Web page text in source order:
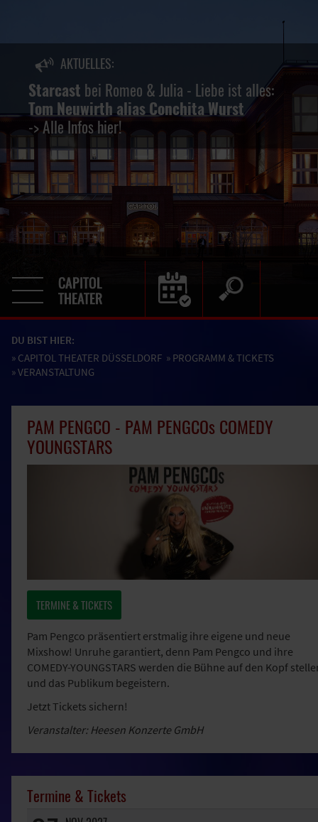
AKTUELLES:
Starcast bei Romeo & Julia - Liebe ist alles:
Tom Neuwirth alias Conchita Wurst
-> Alle Infos hier!
DU BIST HIER:
» CAPITOL THEATER DÜSSELDORF » PROGRAMM & TICKETS
» VERANSTALTUNG
PAM PENGCO - PAM PENGCOs COMEDY
YOUNGSTARS
TERMINE & TICKETS
Pam Pengco präsentiert erstmalig ihre eigene und neue
Mixshow! Unruhe garantiert, denn Pam Pengco und ihre
COMEDY-YOUNGSTARS werden die Bühne auf den Kopf
und das Publikum begeistern.
Jetzt Tickets sichern!
Veranstalter: Heesen Konzerte GmbH
Termine & Tickets